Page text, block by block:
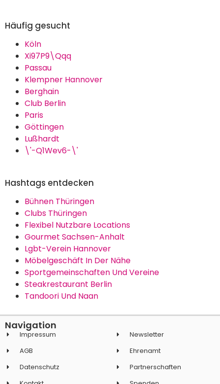
Häufig gesucht
Köln
Xi97P9\Qqq
Passau
Klempner Hannover
Berghain
Club Berlin
Paris
Göttingen
Lußhardt
\'-Q1Wev6-\'
Hashtags entdecken
Bühnen Thüringen
Clubs Thüringen
Flexibel Nutzbare Locations
Gourmet Sachsen-Anhalt
Lgbt-Verein Hannover
Möbelgeschäft In Der Nähe
Sportgemeinschaften Und Vereine
Steakrestaurant Berlin
Tandoori Und Naan
Navigation
Impressum
AGB
Datenschutz
Newsletter
Ehrenamt
Partnerschaften